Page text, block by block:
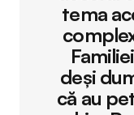
tema
deși
că au